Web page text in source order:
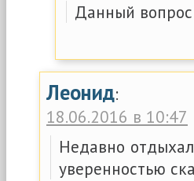
Данный
Леонид:
18.06.2016 в 10:47
Недавно
уверенностью